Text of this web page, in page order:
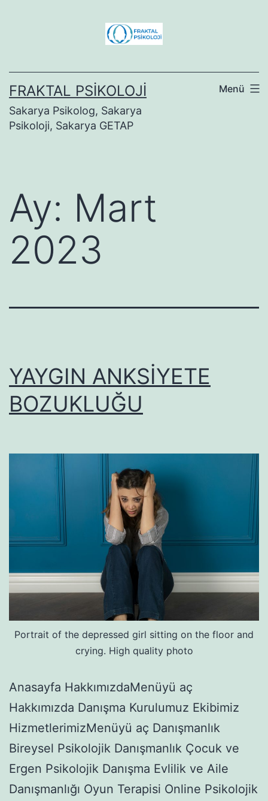
FRAKTAL PSIKOLOJI
Sakarya Psikolog, Sakarya
Psikoloji, Sakarya GETAP
Menü
Ay: Mart
2023
YAYGIN ANKSİYETE
BOZUKLUĞU
Portrait of the depressed girl sitting on the floor and
crying. High quality photo
Anasayfa HakkımızdaMenüyü aç
Hakkımızda Danışma Kurulumuz Ekibimiz
HizmetlerimizMenüyü aç Danışmanlık
Bireysel Psikolojik Danışmanlık Çocuk ve
Ergen Psikolojik Danışma Evlilik ve Aile
Danışmanlığı Oyun Terapisi Online Psikolojik